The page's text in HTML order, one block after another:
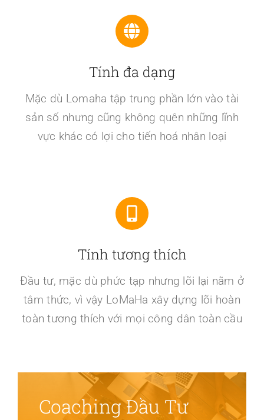
Tính đa dạng
Mặc dù Lomaha tập trung phần lớn vào tài
sản số nhưng cũng không quên những lĩnh
vực khác có lợi cho tiến hoá nhân loại
Tính tương thích
Đầu tư, mặc dù phức tạp nhưng lõi lại nằm ở
tâm thức, vì vậy LoMaHa xây dựng lõi hoàn
toàn tương thích với mọi công dân toàn cầu
Coaching Đầu Tư